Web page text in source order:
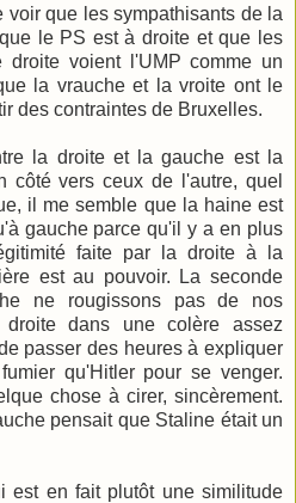
voir que les sympathisants de la
le PS est à droite et que les
droite voient l'UMP comme un
la vrauche et la vroite ont le
des contraintes de Bruxelles.
la droite et la gauche est la
côté vers ceux de l'autre, quel
il me semble que la haine est
gauche parce qu'il y a en plus
faite par la droite à la
est au pouvoir. La seconde
ne rougissons pas de nos
dans une colère assez
passer des heures à expliquer
qu'Hitler pour se venger.
chose à cirer, sincèrement.
pensait que Staline était un
est en fait plutôt une similitude